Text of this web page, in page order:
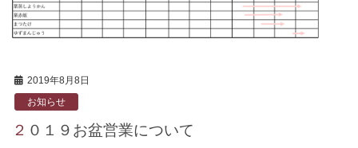
2019年8月8日
お知らせ
２０１９お盆営業について